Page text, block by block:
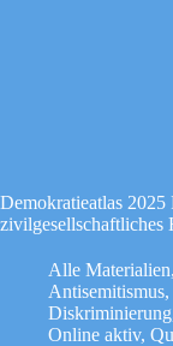
Downloads
Richtlinie
(EU)
Impressum
Demokratieatlas 2025
zivilgesellschaftliches
Alle Materialien,
Antisemitismus,
Diskriminierung
Online aktiv,